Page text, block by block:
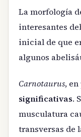
La morfología
interesantes
inicial de que
algunos
Carnotaurus,
significativas.
musculatura
transversas de